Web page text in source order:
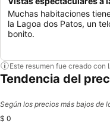
Muchas habitaciones
la Lagoa dos Patos, un
bonito.
Este resumen fue creado con
Tendencia del
Según los precios más bajos de
$ 0